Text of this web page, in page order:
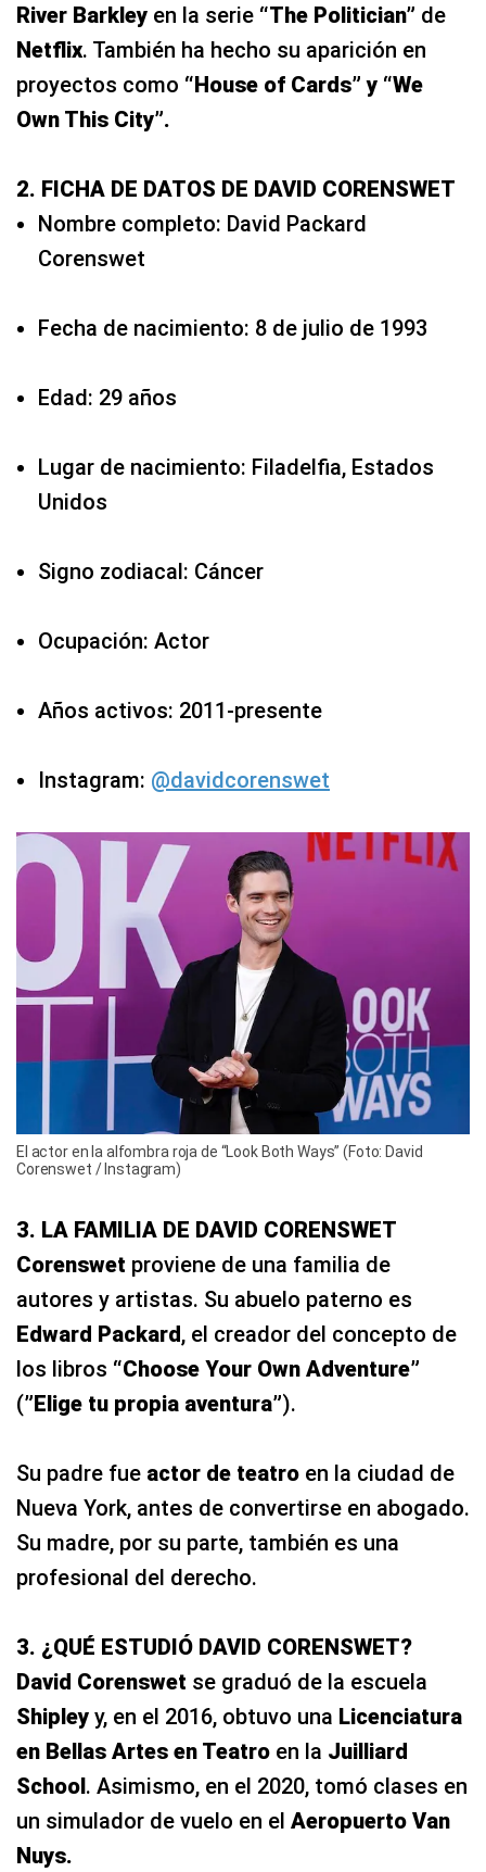
River Barkley en la serie “The Politician” de
Netflix. También ha hecho su aparición en
proyectos como “House of Cards” y “We
Own This City”.
2. FICHA DE DATOS DE DAVID CORENSWET
Nombre completo: David Packard
Corenswet
Fecha de nacimiento: 8 de julio de 1993
Edad: 29 años
Lugar de nacimiento: Filadelfia, Estados
Unidos
Signo zodiacal: Cáncer
Ocupación: Actor
Años activos: 2011-presente
Instagram: @davidcorenswet
El actor en la alfombra roja de “Look Both Ways” (Foto: David
Corenswet / Instagram)
3. LA FAMILIA DE DAVID CORENSWET
Corenswet proviene de una familia de
autores y artistas. Su abuelo paterno es
Edward Packard, el creador del concepto de
los libros “Choose Your Own Adventure”
(”Elige tu propia aventura”).
Su padre fue actor de teatro en la ciudad de
Nueva York, antes de convertirse en abogado.
Su madre, por su parte, también es una
profesional del derecho.
3. ¿QUÉ ESTUDIÓ DAVID CORENSWET?
David Corenswet se graduó de la escuela
Shipley y, en el 2016, obtuvo una Licenciatura
en Bellas Artes en Teatro en la Juilliard
School. Asimismo, en el 2020, tomó clases en
un simulador de vuelo en el Aeropuerto Van
Nuys.